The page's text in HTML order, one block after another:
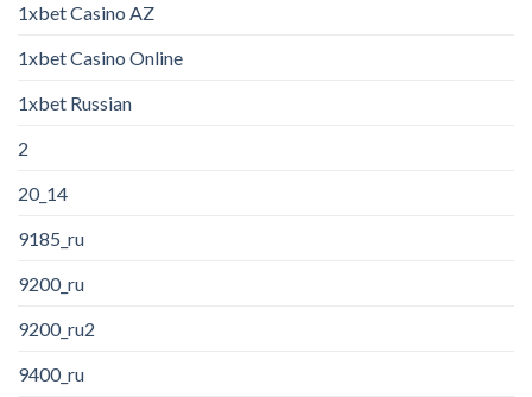
1xbet Casino AZ
1xbet Casino Online
1xbet Russian
2
20_14
9185_ru
9200_ru
9200_ru2
9400_ru